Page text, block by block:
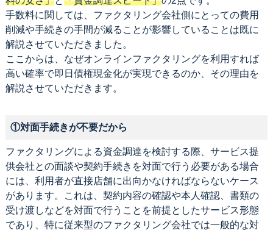
手数料に関しては、ファクタリング会社側にとっての費用
削減や手続きの手間が減ることが影響していることは既に
解説させていただきました。
ここからは、なぜオンラインファクタリングを利用すれば
高い確率で即日債権現金化が実現できるのか、その理由を
解説させていただきます。
①対面手続きが不要だから
ファクタリングによる資金調達を検討する際、サービス提
供会社との面談や契約手続きを対面で行う必要がある場合
には、利用者が直接店舗に出向かなければならないケース
があります。これは、契約内容の確認や本人確認、書類の
受け渡しなどを対面で行うことを前提としたサービス形態
であり、特に従来型のファクタリング会社では一般的な対